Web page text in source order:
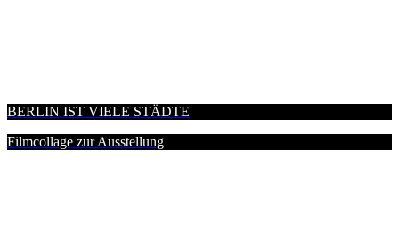
BERLIN IST VIELE STÄDTE
Filmcollage zur Ausstellung